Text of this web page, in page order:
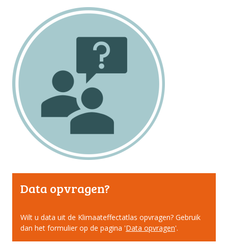
Data opvragen?
Wilt u data uit de Klimaateffectatlas opvragen? Gebruik
dan het formulier op de pagina 'Data opvragen'.